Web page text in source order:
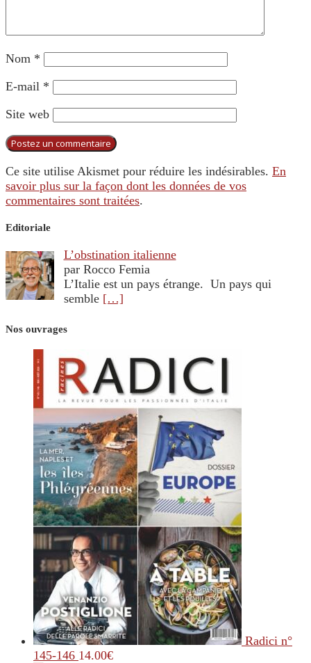
Nom *
E-mail *
Site web
Ce site utilise Akismet pour réduire les indésirables. En
savoir plus sur la façon dont les données de vos
commentaires sont traitées.
Editoriale
L’obstination italienne
par Rocco Femia
L’Italie est un pays étrange. Un pays qui
semble […]
Nos ouvrages
Radici n°
145-146 14.00€